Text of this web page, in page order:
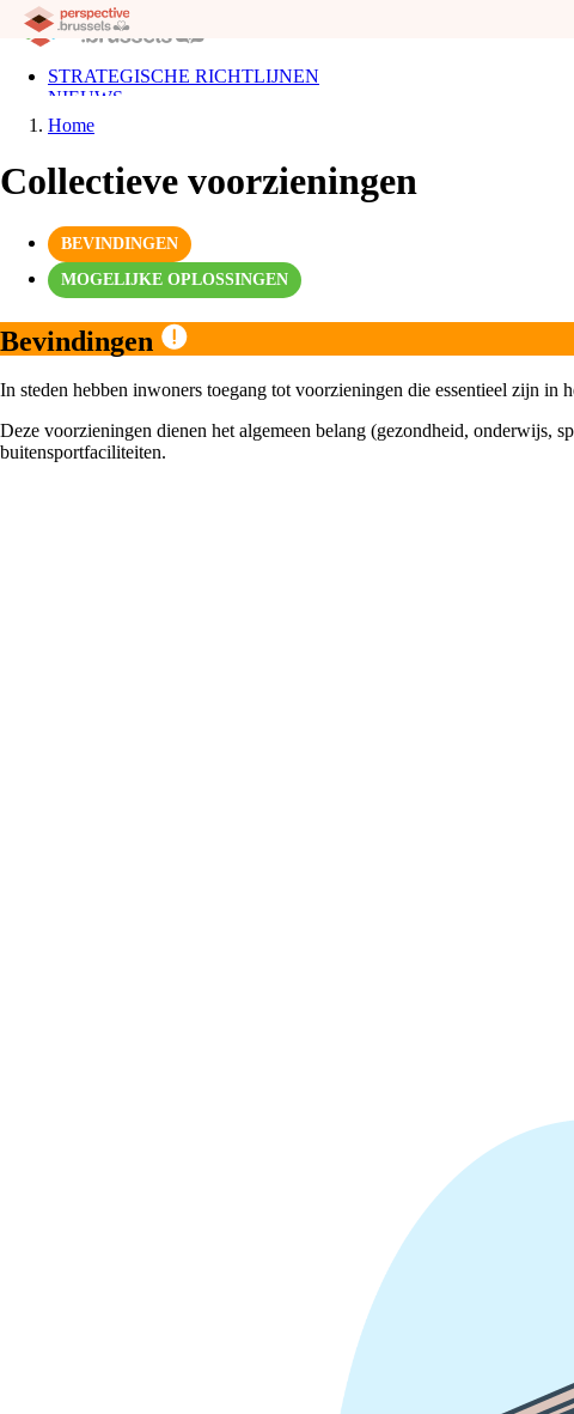
Overslaan
inhoud
gaan
Main
navigation
STRATEGISCHE RICHTLIJNEN
NIEUWS
STAPPEN
DIAGNOSE
HET GBP
Home
Collectieve voorzieningen
BEVINDINGEN
MOGELIJKE OPLOSSINGEN
Bevindingen
In steden hebben inwoners toegang tot voorzieningen die essentieel zijn in
Deze voorzieningen dienen het algemeen belang (gezondheid, onderwijs,
buitensportfaciliteiten.